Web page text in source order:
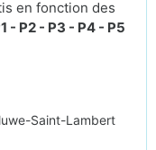
en fonction des
- P2 - P3 - P4 - P5
Saint-Lambert